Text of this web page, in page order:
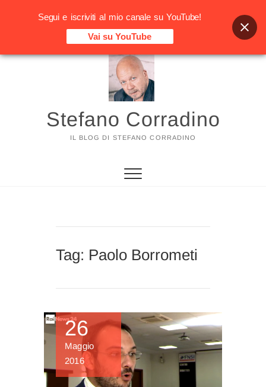
Vai
Stefano Corradino
IL BLOG DI STEFANO CORRADINO
Tag: Paolo Borrometi
26
Maggio
2016
Segui e iscriviti al mio canale su YouTube!
Vai su YouTube